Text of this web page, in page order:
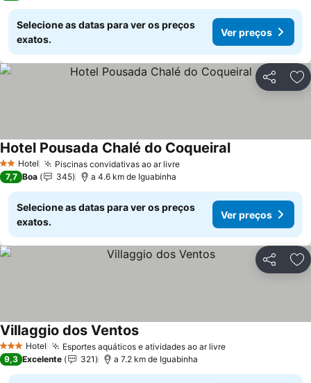
Selecione as datas para ver os preços
exatos.
Ver preços
Partilhar
2 Estrelas
Hotel Piscinas convidativas ao ar livre
Hotel Pousada Chalé do Coqueiral
7,7 Boa 345 a 4.6 km de Iguabinha
Selecione as datas para ver os preços
exatos.
Ver preços
Partilhar
3 EstrelasHotel Esportes aquáticos e atividades ao ar livre
Villaggio dos Ventos
9,3 Excelente 321 a 7.2 km de Iguabinha